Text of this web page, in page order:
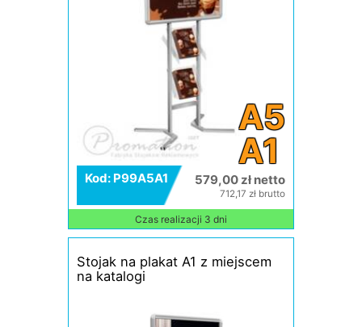
A5
A1
Kod: P99A5A1 579,00 zł netto
712,17 zł brutto
Czas realizacji 3 dni
Stojak na plakat A1 z miejscem
na katalogi